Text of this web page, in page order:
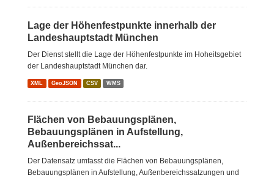
Lage der Höhenfestpunkte innerhalb der
Landeshauptstadt München
Der Dienst stellt die Lage der Höhenfestpunkte im Hoheitsgebiet
der Landeshauptstadt München dar.
XML GeoJSON CSV WMS
Flächen von Bebauungsplänen,
Bebauungsplänen in Aufstellung,
Außenbereichssat...
Der Datensatz umfasst die Flächen von Bebauungsplänen,
Bebauungsplänen in Aufstellung, Außenbereichssatzungen und